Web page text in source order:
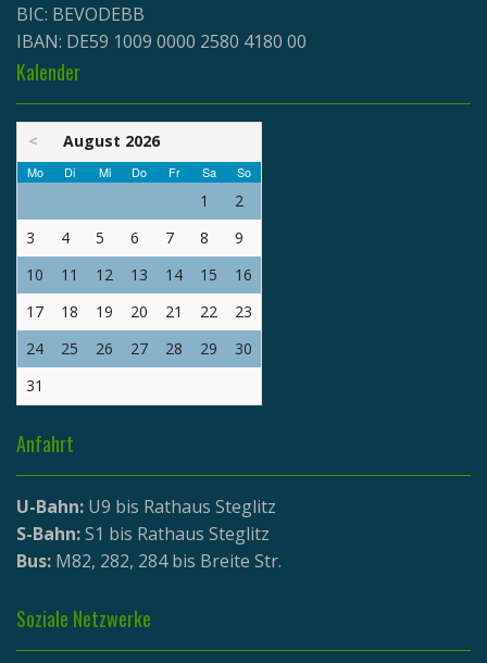
BIC: BEVODEBB
IBAN: DE59 1009 0000 2580 4180 00
Kalender
< August 2026
Mo Di Mi Do Fr Sa So
1
2
3
4 5 6 7 8
9
10
11 12 13 14 15
16
17
18 19 20 21 22
23
24
25 26 27 28 29
30
31
Anfahrt
U-Bahn: U9 bis Rathaus Steglitz
S-Bahn:S1 bis Rathaus Steglitz
Bus: M82, 282, 284 bis Breite Str.
Soziale Netzwerke